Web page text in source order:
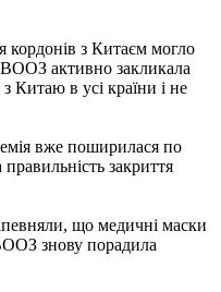
кордонів з Китаєм могло
ВООЗ активно закликала
Китаю в усі країни і не
вже поширилася по
закриття
що медичні маски
знову порадила